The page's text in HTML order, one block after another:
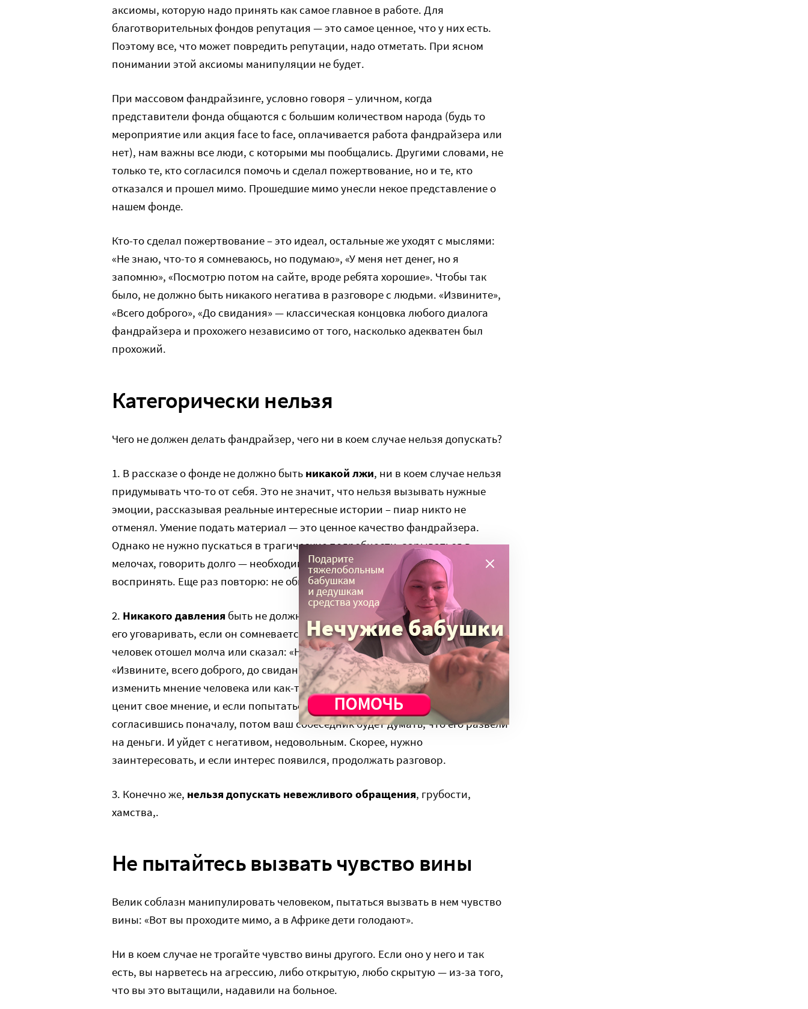
аксиомы, которую надо принять как самое главное в работе. Для
благотворительных фондов репутация — это самое ценное, что у них есть.
Поэтому все, что может повредить репутации, надо отметать. При ясном
понимании этой аксиомы манипуляции не будет.
При массовом фандрайзинге, условно говоря – уличном, когда
представители фонда общаются с большим количеством народа (будь то
мероприятие или акция face to face, оплачивается работа фандрайзера или
нет), нам важны все люди, с которыми мы пообщались. Другими словами, не
только те, кто согласился помочь и сделал пожертвование, но и те, кто
отказался и прошел мимо. Прошедшие мимо унесли некое представление о
нашем фонде.
Кто-то сделал пожертвование – это идеал, остальные же уходят с мыслями:
«Не знаю, что-то я сомневаюсь, но подумаю», «У меня нет денег, но я
запомню», «Посмотрю потом на сайте, вроде ребята хорошие». Чтобы так
было, не должно быть никакого негатива в разговоре с людьми. «Извините»,
«Всего доброго», «До свидания» — классическая концовка любого диалога
фандрайзера и прохожего независимо от того, насколько адекватен был
прохожий.
Категорически нельзя
Чего не должен делать фандрайзер, чего ни в коем случае нельзя допускать?
1. В рассказе о фонде не должно быть никакой лжи, ни в коем случае нельзя
придумывать что-то от себя. Это не значит, что нельзя вызывать нужные
эмоции, рассказывая реальные интересные истории – пиар никто не
отменял. Умение подать материал — это ценное качество фандрайзера.
Однако не нужно пускаться в трагические подробности, зарываться в
мелочах, говорить долго — необходимо дать человеку то, что он готов
воспринять. Еще раз повторю: не обманывая его ни в коем случае.
2. Никакого давления быть не должно в разговоре с собеседником, не надо
его уговаривать, если он сомневается. Фандрайзер подошел, поговорил,
человек отошел молча или сказал: «Нет, спасибо», реакция фандрайзера:
«Извините, всего доброго, до свидания». Ни в коем случае не надо пытаться
изменить мнение человека или как-то его воспитывать. Каждый человек
ценит свое мнение, и если попытаться его изменить насильственно, то даже
согласившись поначалу, потом ваш собеседник будет думать, что его развели
на деньги. И уйдет с негативом, недовольным. Скорее, нужно
заинтересовать, и если интерес появился, продолжать разговор.
3. Конечно же, нельзя допускать невежливого обращения, грубости,
хамства,.
Не пытайтесь вызвать чувство вины
Велик соблазн манипулировать человеком, пытаться вызвать в нем чувство
вины: «Вот вы проходите мимо, а в Африке дети голодают».
Ни в коем случае не трогайте чувство вины другого. Если оно у него и так
есть, вы нарветесь на агрессию, либо открытую, любо скрытую — из-за того,
что вы это вытащили, надавили на больное.